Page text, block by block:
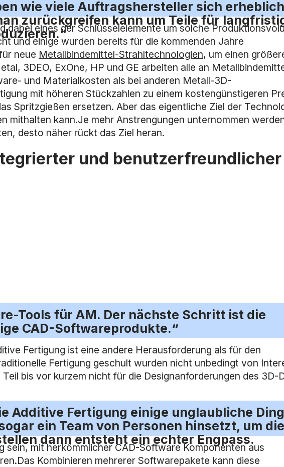
wie viele Auftragshersteller sich erheblich
zurückgreifen kann um Teile für
dabei eines der Schlüsselelemente um solche
und einige wurden bereits für die kommenden Jahre
neue Metallbindemittel-Strahltechnologien, um einen
3DEO, ExOne, HP und GE arbeiten alle an
und Materialkosten als bei anderen Metall-3D-
mit höheren Stückzahlen zu einem kostengünstigeren
Spritzgießen ersetzen. Aber das eigentliche Ziel der
mithalten kann.Je mehr Anstrengungen unternommen
desto näher rückt das Ziel heran.
und benutzerfreundlicher
Tools für AM. Der nächste Schritt ist die
CAD-Softwareprodukte.“
Fertigung ist eine andere Herausforderung als für den
Fertigung geschult wurden nicht unbedingt von
bis vor kurzem nicht für die Designanforderungen des 3D-
Additive Fertigung einige unglaubliche
ein Team von Personen hinsetzt, um
dann entsteht ein echter Engpass.
sein, mit herkömmlicher CAD-Software Komponenten aus
Kombinieren mehrerer Softwarepakete kann diese